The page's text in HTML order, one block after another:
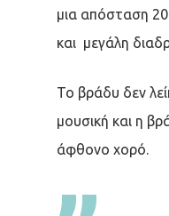
μια απόσταση 20
και μεγάλη
Το βράδυ δεν
μουσική και η
άφθονο χορό.